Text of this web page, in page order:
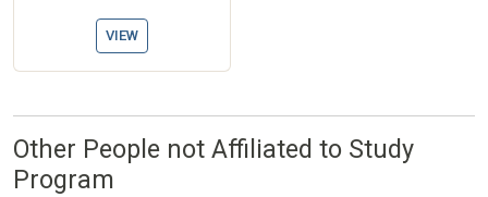
VIEW
Other People not Affiliated to Study
Program